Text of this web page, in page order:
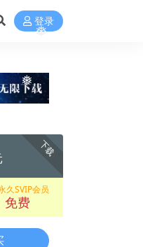
❅
登录
下载
久SVIP会员
免费